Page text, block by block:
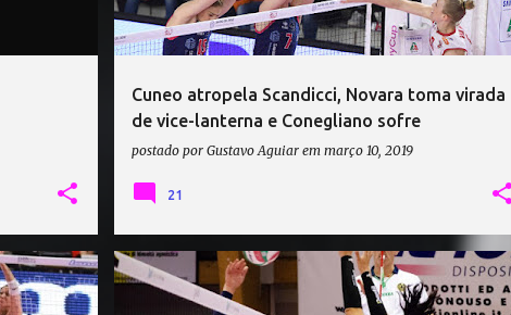
Cuneo atropela Scandicci, Novara toma virada
de vice-lanterna e Conegliano sofre
postado por Gustavo Aguiar em março 10, 2019
21
+1 AMISTOSOS DE VÔLEI DENTIL PRAIA CLUBE +